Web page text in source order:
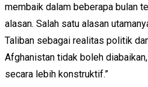
membaik dalam beberapa bulan
alasan. Salah satu alasan
Taliban sebagai realitas politik
Afghanistan tidak boleh
secara lebih konstruktif.”